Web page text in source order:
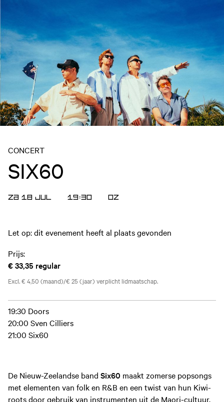
CONCERT
SIX60
ZA 18 JUL 19:30 OZ
Let op: dit evenement heeft al plaats gevonden
Prijs:
€ 33,35 regular
Excl. € 4,50 (maand)/€ 25 (jaar) verplicht lidmaatschap.
19:30 Doors
20:00 Sven Cilliers
21:00 Six60
De Nieuw-Zeelandse band Six60 maakt zomerse popsongs
met elementen van folk en R&B en een twist van hun Kiwi-
roots door gebruik van instrumenten uit de Maori-cultuur.